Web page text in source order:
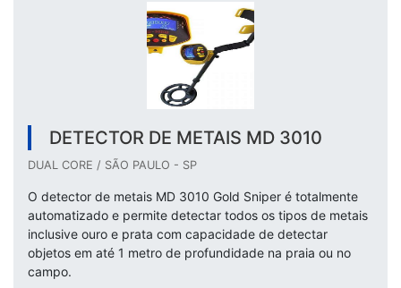
DETECTOR DE METAIS MD 3010
DUAL CORE / SÃO PAULO - SP
O detector de metais MD 3010 Gold Sniper é totalmente
automatizado e permite detectar todos os tipos de metais
inclusive ouro e prata com capacidade de detectar
objetos em até 1 metro de profundidade na praia ou no
campo.